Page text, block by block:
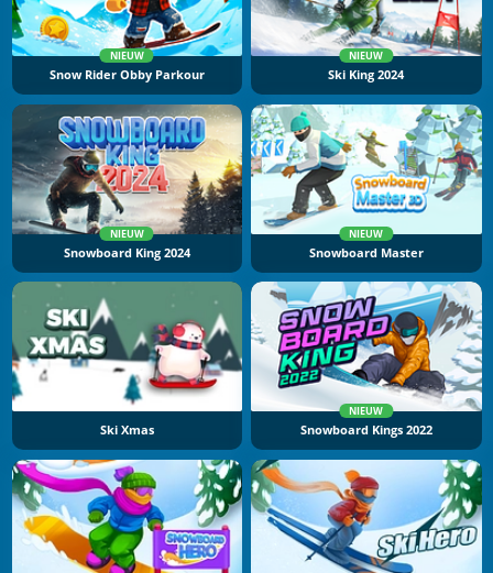
NIEUW
Snow Rider Obby Parkour
NIEUW
Ski King 2024
NIEUW
Snowboard King 2024
NIEUW
Snowboard Master
Ski Xmas
NIEUW
Snowboard Kings 2022